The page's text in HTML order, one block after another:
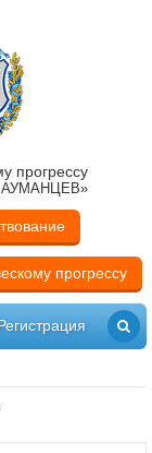
прогрессу
прогрессу